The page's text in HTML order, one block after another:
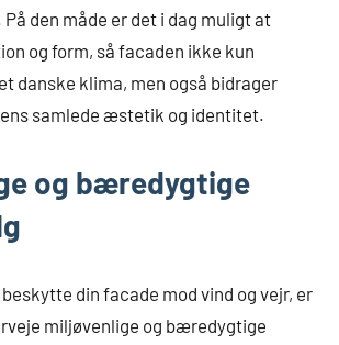
den måde er det i dag muligt at
og form, så facaden ikke kun
danske klima, men også bidrager
samlede æstetik og identitet.
og bæredygtige
din facade mod vind og vejr, er
miljøvenlige og bæredygtige